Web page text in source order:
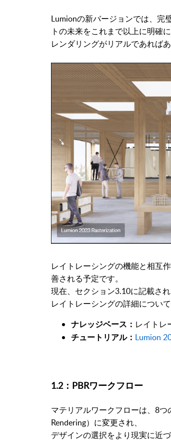
Lumionの新バージョンでは、完
トの未来をこれまで以上に明確
レンダリングがリアルであれば
レイトレーシングの機能と相互
善される予定です。
現在、セクション3.10に記載さ
レイトレーシングの詳細につい
ナレッジベース： レイトレ
チュートリアル： Lumion
1.2：PBRワークフロー
マテリアルワークフローは、8
Rendering）に変更され、
デザインの選択をより現実に近